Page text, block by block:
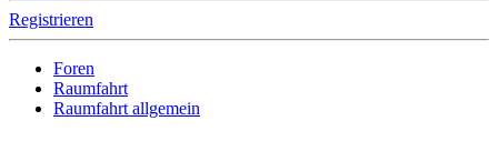
Registrieren
Foren
Raumfahrt
Raumfahrt allgemein